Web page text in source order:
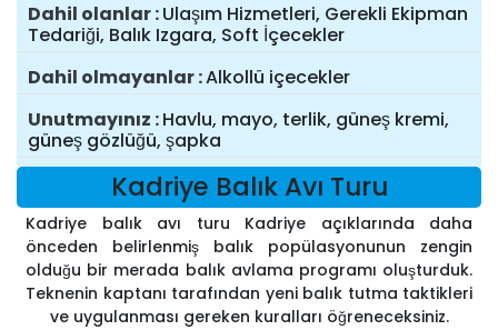
Dahil olanlar Ulaşım Hizmetleri, Gerekli Ekipman
Tedariği, Balık Izgara, Soft İçecekler
Dahil olmayanlar Alkollü içecekler
Unutmayınız Havlu, mayo, terlik, güneş kremi,
güneş gözlüğü, şapka
Kadriye Balık Avı Turu
Kadriye balık avı turu Kadriye açıklarında daha
önceden belirlenmiş balık popülasyonunun zengin
olduğu bir merada balık avlama programı oluşturduk.
Teknenin kaptanı tarafından yeni balık tutma taktikleri
ve uygulanması gereken kuralları öğreneceksiniz.